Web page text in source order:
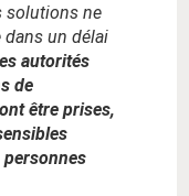
solutions ne
un délai
autorités
de
être prises,